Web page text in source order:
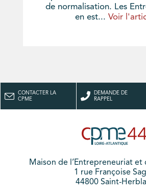
de normalisation. Les
en est... Voir
CONTACTER LA
CPME
DEMANDE DE
RAPPEL
Maison de l’Entrepreneuriat et
1 rue Françoise
44800 Saint-